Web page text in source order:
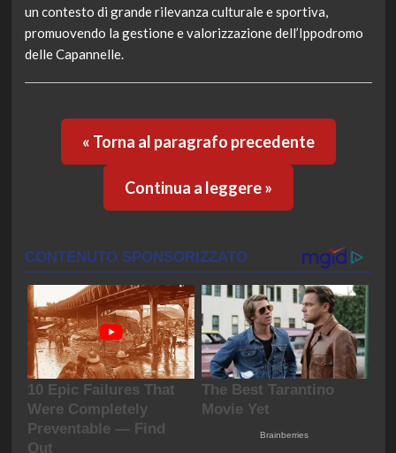
un contesto di grande rilevanza culturale e sportiva,
promuovendo la gestione e valorizzazione dell’Ippodromo
delle Capannelle.
« Torna al paragrafo precedente
Continua a leggere »